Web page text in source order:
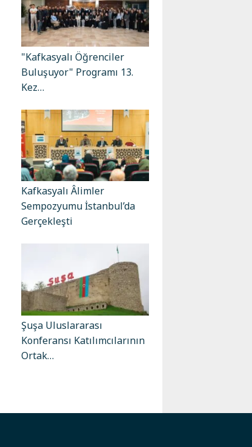
"Kafkasyalı Öğrenciler
Buluşuyor" Programı 13.
Kez…
Kafkasyalı Âlimler
Sempozyumu İstanbul’da
Gerçekleşti
Şuşa Uluslararası
Konferansı Katılımcılarının
Ortak…